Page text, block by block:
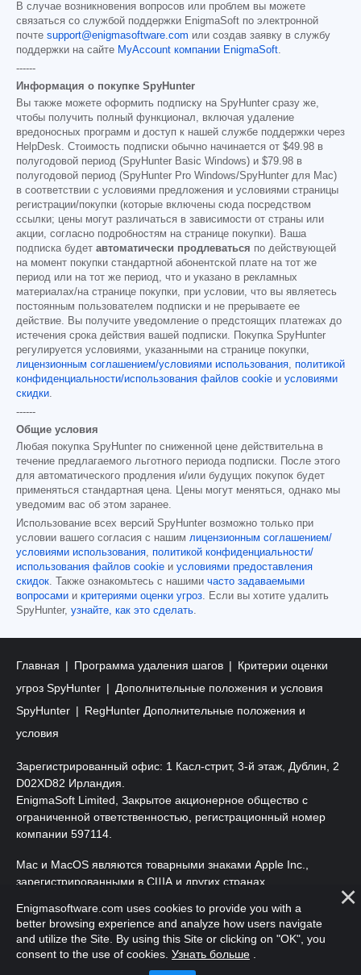
В случае возникновения вопросов или проблем вы можете
связаться со службой поддержки EnigmaSoft по электронной
почте support@enigmasoftware.com или создав заявку в службу
поддержки на сайте MyAccount компании EnigmaSoft.
------
Информация о покупке SpyHunter
Вы также можете оформить подписку на SpyHunter сразу же,
чтобы получить полный функционал, включая удаление
вредоносных программ и доступ к нашей службе поддержки через
HelpDesk. Стоимость подписки обычно начинается от $49.98 в
полугодовой период (SpyHunter Basic Windows) и $79.98 в
полугодовой период (SpyHunter Pro Windows/SpyHunter для Mac)
в соответствии с условиями предложения и условиями страницы
регистрации/покупки (которые включены сюда посредством
ссылки; цены могут различаться в зависимости от страны или
акции, согласно подробностям на странице покупки). Ваша
подписка будет автоматически продлеваться по действующей
на момент покупки стандартной абонентской плате на тот же
период или на тот же период, что и указано в рекламных
материалах/на странице покупки, при условии, что вы являетесь
постоянным пользователем подписки и не прерываете ее
действие. Вы получите уведомление о предстоящих платежах до
истечения срока действия вашей подписки. Покупка SpyHunter
регулируется условиями, указанными на странице покупки,
лицензионным соглашением/условиями использования, политикой
конфиденциальности/использования файлов cookie и условиями
скидки.
------
Общие условия
Любая покупка SpyHunter по сниженной цене действительна в
течение предлагаемого льготного периода подписки. После этого
для автоматического продления и/или будущих покупок будет
применяться стандартная цена. Цены могут меняться, однако мы
уведомим вас об этом заранее.
Использование всех версий SpyHunter возможно только при
условии вашего согласия с нашим лицензионным соглашением/
условиями использования, политикой конфиденциальности/
использования файлов cookie и условиями предоставления
скидок. Также ознакомьтесь с нашими часто задаваемыми
вопросами и критериями оценки угроз. Если вы хотите удалить
SpyHunter, узнайте, как это сделать.
Главная Программа удаления шагов
Критерии оценки
угроз SpyHunter
Дополнительные положения и условия
SpyHunter
RegHunter Дополнительные положения и
условия
Зарегистрированный офис: 1 Касл-стрит, 3-й этаж, Дублин, 2
D02XD82 Ирландия.
EnigmaSoft Limited, Закрытое акционерное общество с
ограниченной ответственностью, регистрационный номер
компании 597114.
Mac и MacOS являются товарными знаками Apple Inc.,
зарегистрированными в США и других странах.
Copyright 2016-2026 . EnigmaSoft Ltd. Все права защищены.
Enigmasoftware.com uses cookies to provide you with a
better browsing experience and analyze how users navigate
and utilize the Site. By using this Site or clicking on "OK", you
consent to the use of cookies. Узнать больше